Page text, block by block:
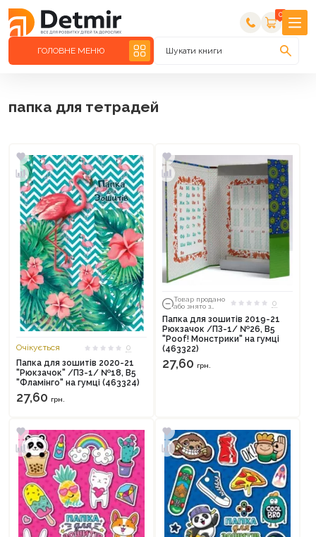
0
ГОЛОВНЕ МЕНЮ Шукати книги
папка для тетрадей
Очікується
0
Папка для зошитів 2020-21
"Рюкзачок" /ПЗ-1/ №18, В5
"Фламінго" на гумці (463324)
27,60 грн.
Товар продано
або знято з
0
Папка для зошитів 2019-21
Рюкзачок /ПЗ-1/ №26, В5
"Poof! Монстрики" на гумці
(463322)
27,60 грн.